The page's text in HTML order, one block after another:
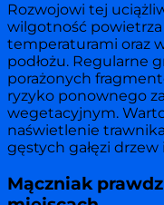
Rozwojowi tej
wilgotność powietrza
temperaturami oraz
podłożu. Regularne
porażonych
ryzyko ponownego
wegetacyjnym.
naświetlenie
gęstych gałęzi
Mączniak